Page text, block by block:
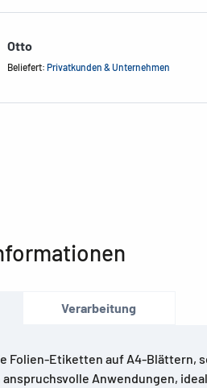
Otto
Beliefert: Privatkunden & Unternehmen
Verarbeitung
Folien-Etiketten auf A4-Blättern,
Anwendungen,